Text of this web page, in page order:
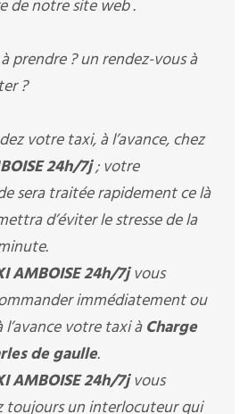
de notre site web .
prendre ? un rendez-vous à
?
votre taxi, à l’avance, chez
24h/7j; votre
sera traitée rapidement ce là
d’éviter le stresse de la
AMBOISE 24h/7jvous
immédiatement ou
l’avance votre taxi àCharge
de gaulle.
AMBOISE 24h/7jvous
toujours un interlocuteur qui